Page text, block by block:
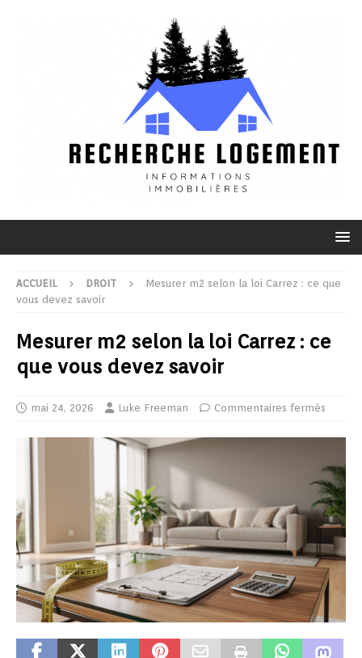
ACCUEIL DROIT
Mesurer m2 selon la loi Carrez : ce que
vous devez savoir
Mesurer m2 selon la loi Carrez : ce
que vous devez savoir
mai 24, 2026 Luke Freeman Commentaires fermés